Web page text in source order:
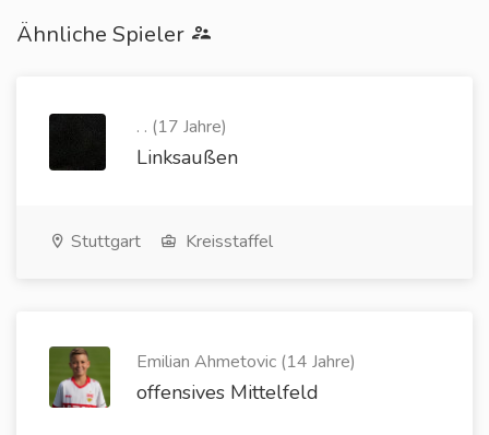
Ähnliche Spieler
. . (17 Jahre)
Linksaußen
Stuttgart Kreisstaffel
Emilian Ahmetovic (14 Jahre)
offensives Mittelfeld